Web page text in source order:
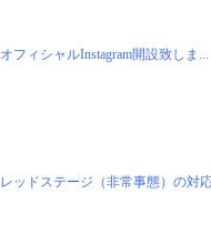
オフィシャルInstagram開設致しま...
レッドステージ（非常事態）の対応